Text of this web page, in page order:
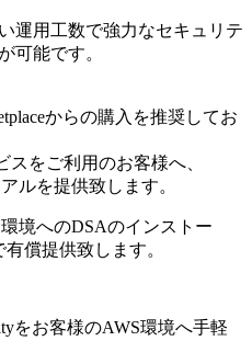
運用工数で強力なセキュリテ
可能です。
からの購入を推奨してお
をご利用のお客様へ、
ルを提供致します。
境へのDSAのインストー
償提供致します。
をお客様のAWS環境へ手軽